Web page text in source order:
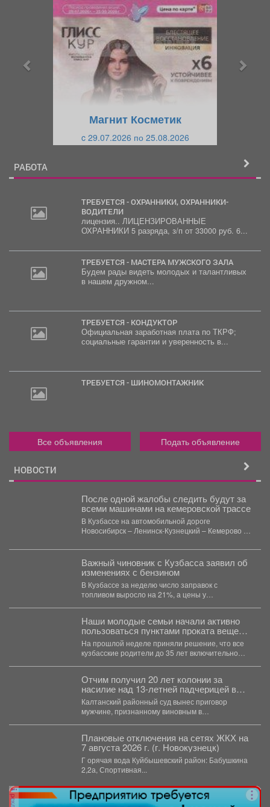
Магнит Косметик
c 29.07.2026 по 25.08.2026
РАБОТА
ТРЕБУЕТСЯ - ОХРАННИКИ, ОХРАННИКИ-
ВОДИТЕЛИ
лицензия.. ЛИЦЕНЗИРОВАННЫЕ
ОХРАННИКИ 5 разряда, з/п от 33000 руб. 6...
ТРЕБУЕТСЯ - МАСТЕРА МУЖСКОГО ЗАЛА
Будем рады видеть молодых и талантливых
в нашем дружном...
ТРЕБУЕТСЯ - КОНДУКТОР
Официальная заработная плата по ТКРФ;
социальные гарантии и уверенность в...
ТРЕБУЕТСЯ - ШИНОМОНТАЖНИК
Все объявления Подать объявление
НОВОСТИ
После одной жалобы следить будут за
всеми машинами на кемеровской трассе
В Кузбассе на автомобильной дороге
Новосибирск – Ленинск-Кузнецкий – Кемерово –
Важный чиновник с Кузбасса заявил об
изменениях с бензином
В Кузбассе за неделю число заправок с
топливом выросло на 21%, а цены у
Наши молодые семьи начали активно
пользоваться пунктами проката вещей
для новорожденных.
На прошлой неделе приняли решение, что все
кузбасские родители до 35 лет включительно
Отчим получил 20 лет колонии за
насилие над 13‑летней падчерицей в
Кузбассе
Калтанский районный суд вынес приговор
мужчине, признанному виновным в
Плановые отключения на сетях ЖКХ на
7 августа 2026 г. (г. Новокузнецк)
Г орячая вода Куйбышевский район: Бабушкина
2,2а, Спортивная...